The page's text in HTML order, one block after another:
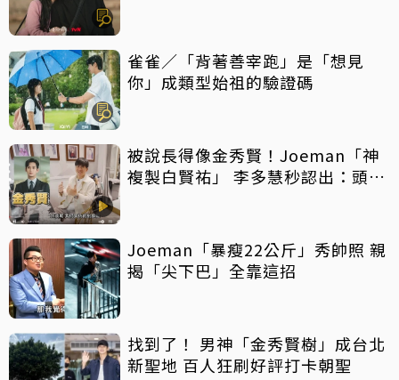
雀雀／「背著善宰跑」是「想見
你」成類型始祖的驗證碼
被說長得像金秀賢！Joeman「神
複製白賢祐」 李多慧秒認出：頭髮
Joeman「暴瘦22公斤」秀帥照 親
揭「尖下巴」全靠這招
找到了！ 男神「金秀賢樹」成台北
新聖地 百人狂刷好評打卡朝聖